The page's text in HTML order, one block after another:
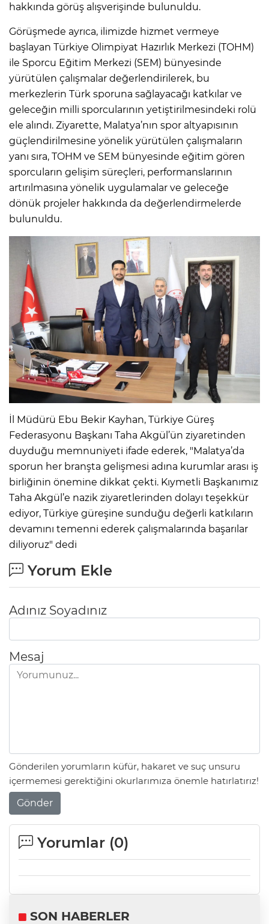
hakkında görüş alışverişinde bulunuldu.
Görüşmede ayrıca, ilimizde hizmet vermeye
başlayan Türkiye Olimpiyat Hazırlık Merkezi (TOHM)
ile Sporcu Eğitim Merkezi (SEM) bünyesinde
yürütülen çalışmalar değerlendirilerek, bu
merkezlerin Türk sporuna sağlayacağı katkılar ve
geleceğin milli sporcularının yetiştirilmesindeki rolü
ele alındı. Ziyarette, Malatya’nın spor altyapısının
güçlendirilmesine yönelik yürütülen çalışmaların
yanı sıra, TOHM ve SEM bünyesinde eğitim gören
sporcuların gelişim süreçleri, performanslarının
artırılmasına yönelik uygulamalar ve geleceğe
dönük projeler hakkında da değerlendirmelerde
bulunuldu.
İl Müdürü Ebu Bekir Kayhan, Türkiye Güreş
Federasyonu Başkanı Taha Akgül’ün ziyaretinden
duyduğu memnuniyeti ifade ederek, "Malatya’da
sporun her branşta gelişmesi adına kurumlar arası iş
birliğinin önemine dikkat çekti. Kıymetli Başkanımız
Taha Akgül’e nazik ziyaretlerinden dolayı teşekkür
ediyor, Türkiye güreşine sunduğu değerli katkıların
devamını temenni ederek çalışmalarında başarılar
diliyoruz" dedi
Yorum Ekle
Adınız Soyadınız
Mesaj
Gönderilen yorumların küfür, hakaret ve suç unsuru
içermemesi gerektiğini okurlarımıza önemle hatırlatırız!
Gönder
Yorumlar (0)
SON HABERLER